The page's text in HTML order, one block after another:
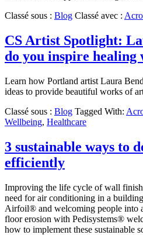
Classé sous : Blog Classé avec :
CS Artist Spotlight:
do you inspire
Learn how Portland artist Laura
ideas to provide beautiful works of
Classé sous : Blog Tagged With:
Wellbeing, Healthcare
3 sustainable ways to
efficiently
Improving the life cycle of wall
need for air conditioning in a
Airfoil® and welcoming people into
floor erosion with Pedisystems®
how to implement these sustainable